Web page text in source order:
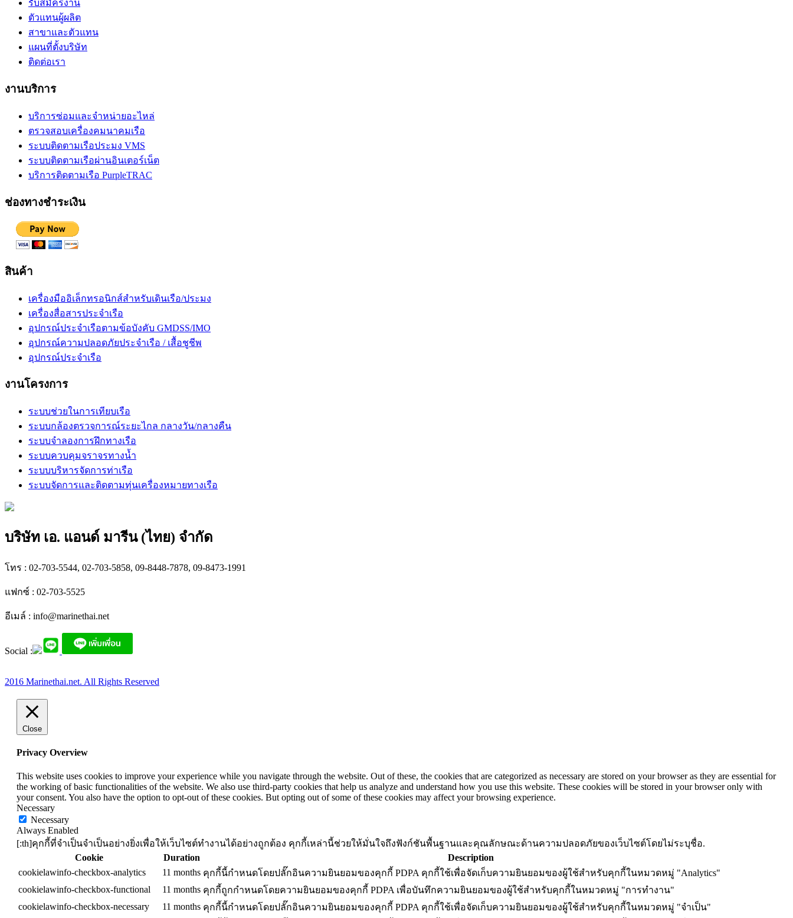
รับสมัครงาน
ตัวแทนผู้ผลิต
สาขาและตัวแทน
แผนที่ตั้งบริษัท
ติดต่อเรา
งานบริการ
บริการซ่อมและจำหน่ายอะไหล่
ตรวจสอบเครื่องคมนาคมเรือ
ระบบติดตามเรือประมง VMS
ระบบติดตามเรือผ่านอินเตอร์เน็ต
บริการติดตามเรือ PurpleTRAC
ช่องทางชำระเงิน
สินค้า
เครื่องมืออิเล็กทรอนิกส์สำหรับเดินเรือ/ประมง
เครื่องสื่อสารประจำเรือ
อุปกรณ์ประจำเรือตามข้อบังคับ GMDSS/IMO
อุปกรณ์ความปลอดภัยประจำเรือ / เสื้อชูชีพ
อุปกรณ์ประจำเรือ
งานโครงการ
ระบบช่วยในการเทียบเรือ
ระบบกล้องตรวจการณ์ระยะไกล กลางวัน/กลางคืน
ระบบจำลองการฝึกทางเรือ
ระบบควบคุมจราจรทางน้ำ
ระบบบริหารจัดการท่าเรือ
ระบบจัดการและติดตามทุ่นเครื่องหมายทางเรือ
บริษัท เอ. แอนด์ มารีน (ไทย) จำกัด
โทร : 02-703-5544, 02-703-5858, 09-8448-7878, 09-8473-1991
แฟกซ์ : 02-703-5525
อีเมล์ : info@marinethai.net
Social :
2016 Marinethai.net. All Rights Reserved
Close
Privacy Overview
This website uses cookies to improve your experience while you navigate through the website. Out of these, the cookies that are categorized as necessary are stored on your browser as they are essential for
the working of basic functionalities of the website. We also use third-party cookies that help us analyze and understand how you use this website. These cookies will be stored in your browser only with
your consent. You also have the option to opt-out of these cookies. But opting out of some of these cookies may affect your browsing experience.
Necessary
Necessary
Always Enabled
[:th]คุกกี้ที่จำเป็นจำเป็นอย่างยิ่งเพื่อให้เว็บไซต์ทำงานได้อย่างถูกต้อง คุกกี้เหล่านี้ช่วยให้มั่นใจถึงฟังก์ชันพื้นฐานและคุณลักษณะด้านความปลอดภัยของเว็บไซต์โดยไม่ระบุชื่อ.
Cookie
Duration
Description
cookielawinfo-checkbox-analytics
11 months คุกกี้นี้กำหนดโดยปลั๊กอินความยินยอมของคุกกี้ PDPA คุกกี้ใช้เพื่อจัดเก็บความยินยอมของผู้ใช้สำหรับคุกกี้ในหมวดหมู่ "Analytics"
cookielawinfo-checkbox-functional
11 months คุกกี้ถูกกำหนดโดยความยินยอมของคุกกี้ PDPA เพื่อบันทึกความยินยอมของผู้ใช้สำหรับคุกกี้ในหมวดหมู่ "การทำงาน"
cookielawinfo-checkbox-necessary
11 months คุกกี้นี้กำหนดโดยปลั๊กอินความยินยอมของคุกกี้ PDPA คุกกี้ใช้เพื่อจัดเก็บความยินยอมของผู้ใช้สำหรับคุกกี้ในหมวดหมู่ "จำเป็น"